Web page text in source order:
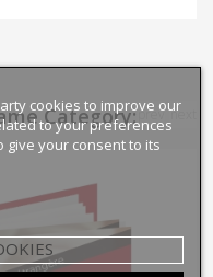
Category:prev next
cookies to improve our
to your preferences
give your consent to its